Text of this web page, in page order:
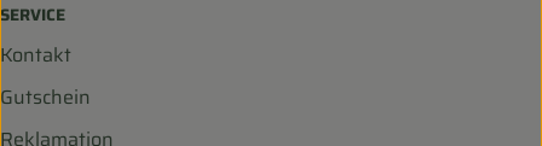
SERVICE
Kontakt
Gutschein
Reklamation